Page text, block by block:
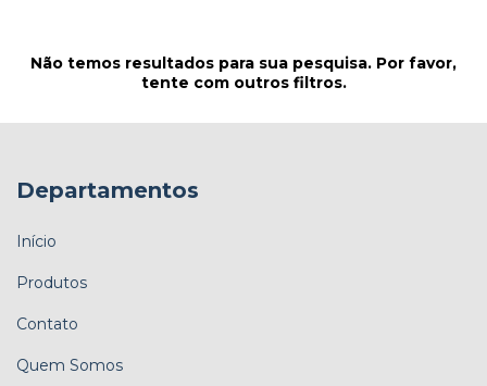
Não temos resultados para sua pesquisa. Por favor,
tente com outros filtros.
Departamentos
Início
Produtos
Contato
Quem Somos